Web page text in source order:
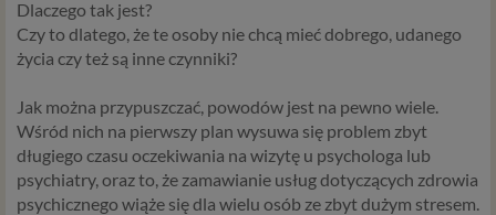
Dlaczego tak jest?
Czy to dlatego, że te osoby nie chcą mieć dobrego, udanego
życia czy też są inne czynniki?
Jak można przypuszczać, powodów jest na pewno wiele.
Wśród nich na pierwszy plan wysuwa się problem zbyt
długiego czasu oczekiwania na wizytę u psychologa lub
psychiatry, oraz to, że zamawianie usług dotyczących zdrowia
psychicznego wiąże się dla wielu osób ze zbyt dużym stresem.